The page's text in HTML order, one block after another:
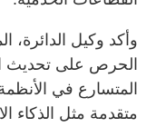
وأكد وكيل
الحرص على تحديث
المتسارع في
متقدمة مثل الذكاء